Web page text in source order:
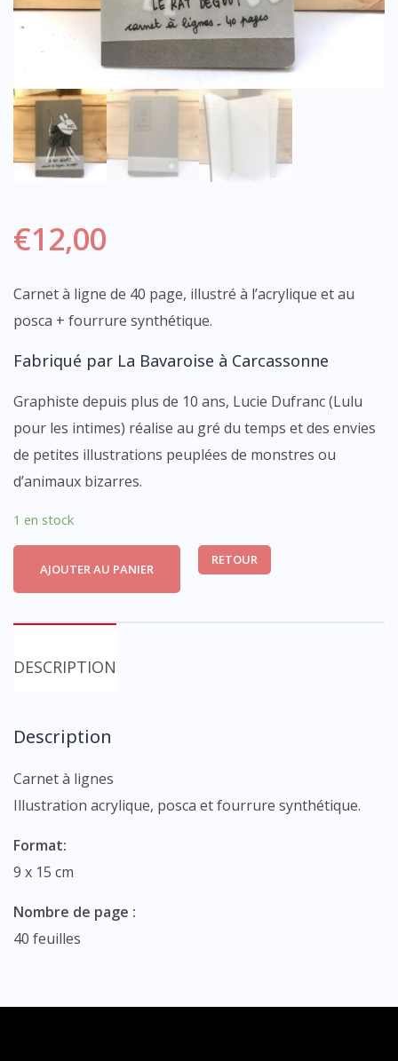
€12,00
Carnet à ligne de 40 page, illustré à l’acrylique et au
posca + fourrure synthétique.
Fabriqué par La Bavaroise à Carcassonne
Graphiste depuis plus de 10 ans, Lucie Dufranc (Lulu
pour les intimes) réalise au gré du temps et des envies
de petites illustrations peuplées de monstres ou
d’animaux bizarres.
1 en stock
AJOUTER AU PANIER
RETOUR
DESCRIPTION
Description
Carnet à lignes
Illustration acrylique, posca et fourrure synthétique.
Format:
9 x 15 cm
Nombre de page :
40 feuilles